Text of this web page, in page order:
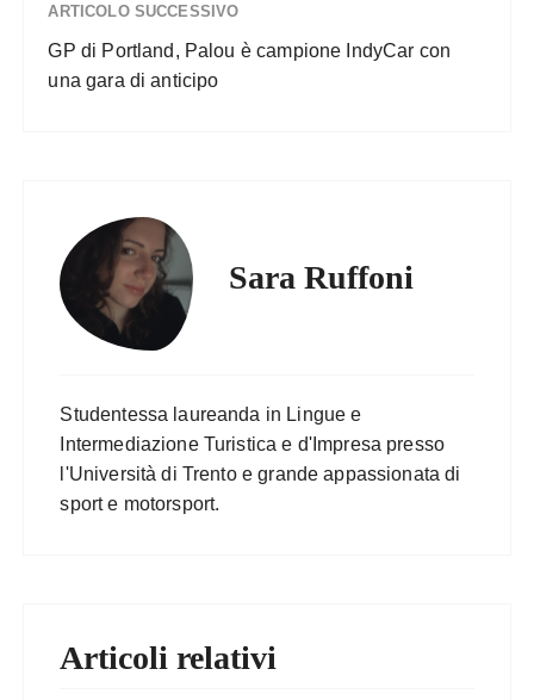
ARTICOLO SUCCESSIVO
GP di Portland, Palou è campione IndyCar con
una gara di anticipo
Sara Ruffoni
Studentessa laureanda in Lingue e
Intermediazione Turistica e d'Impresa presso
l'Università di Trento e grande appassionata di
sport e motorsport.
Articoli relativi